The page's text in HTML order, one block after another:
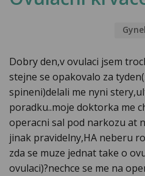
Dobry den,v ovulaci jsem
stejne se opakovalo za
spineni)delali me nyni
poradku..moje doktorka me
operacni sal pod narkozu at
jinak pravidelny,HA neberu
zda se muze jednat take o
ovulaci)?nechce se me na